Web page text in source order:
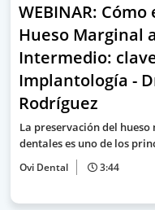
WEBINAR:
Hueso Marginal
Intermedio:
Implantología -
Rodríguez
La preservación del
dentales es uno de los
Ovi Dental 3:44